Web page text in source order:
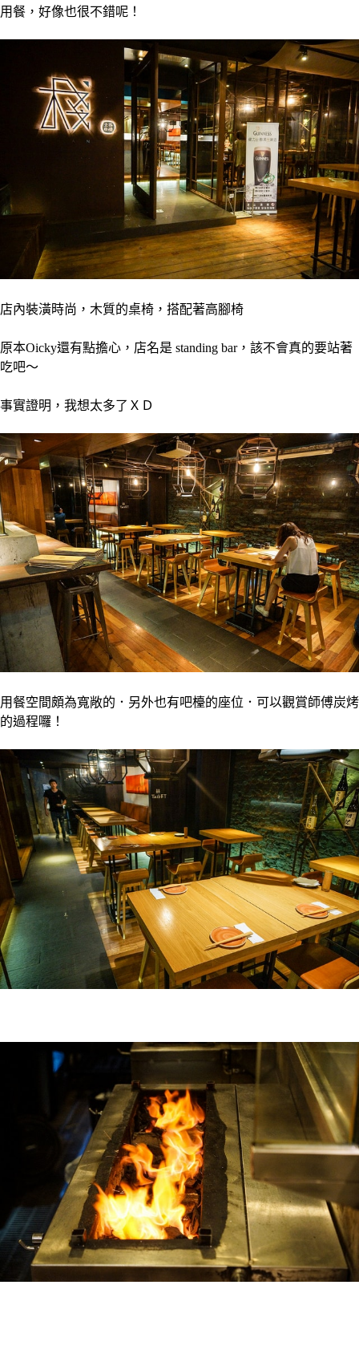
用餐，好像也很不錯呢！
店內裝潢時尚，木質的桌椅，搭配著高腳椅
原本Oicky還有點擔心，店名是 standing bar，該不會真的要站著
吃吧～
事實證明，我想太多了ＸＤ
用餐空間頗為寬敞的．另外也有吧檯的座位．可以觀賞師傅炭烤
的過程囉！